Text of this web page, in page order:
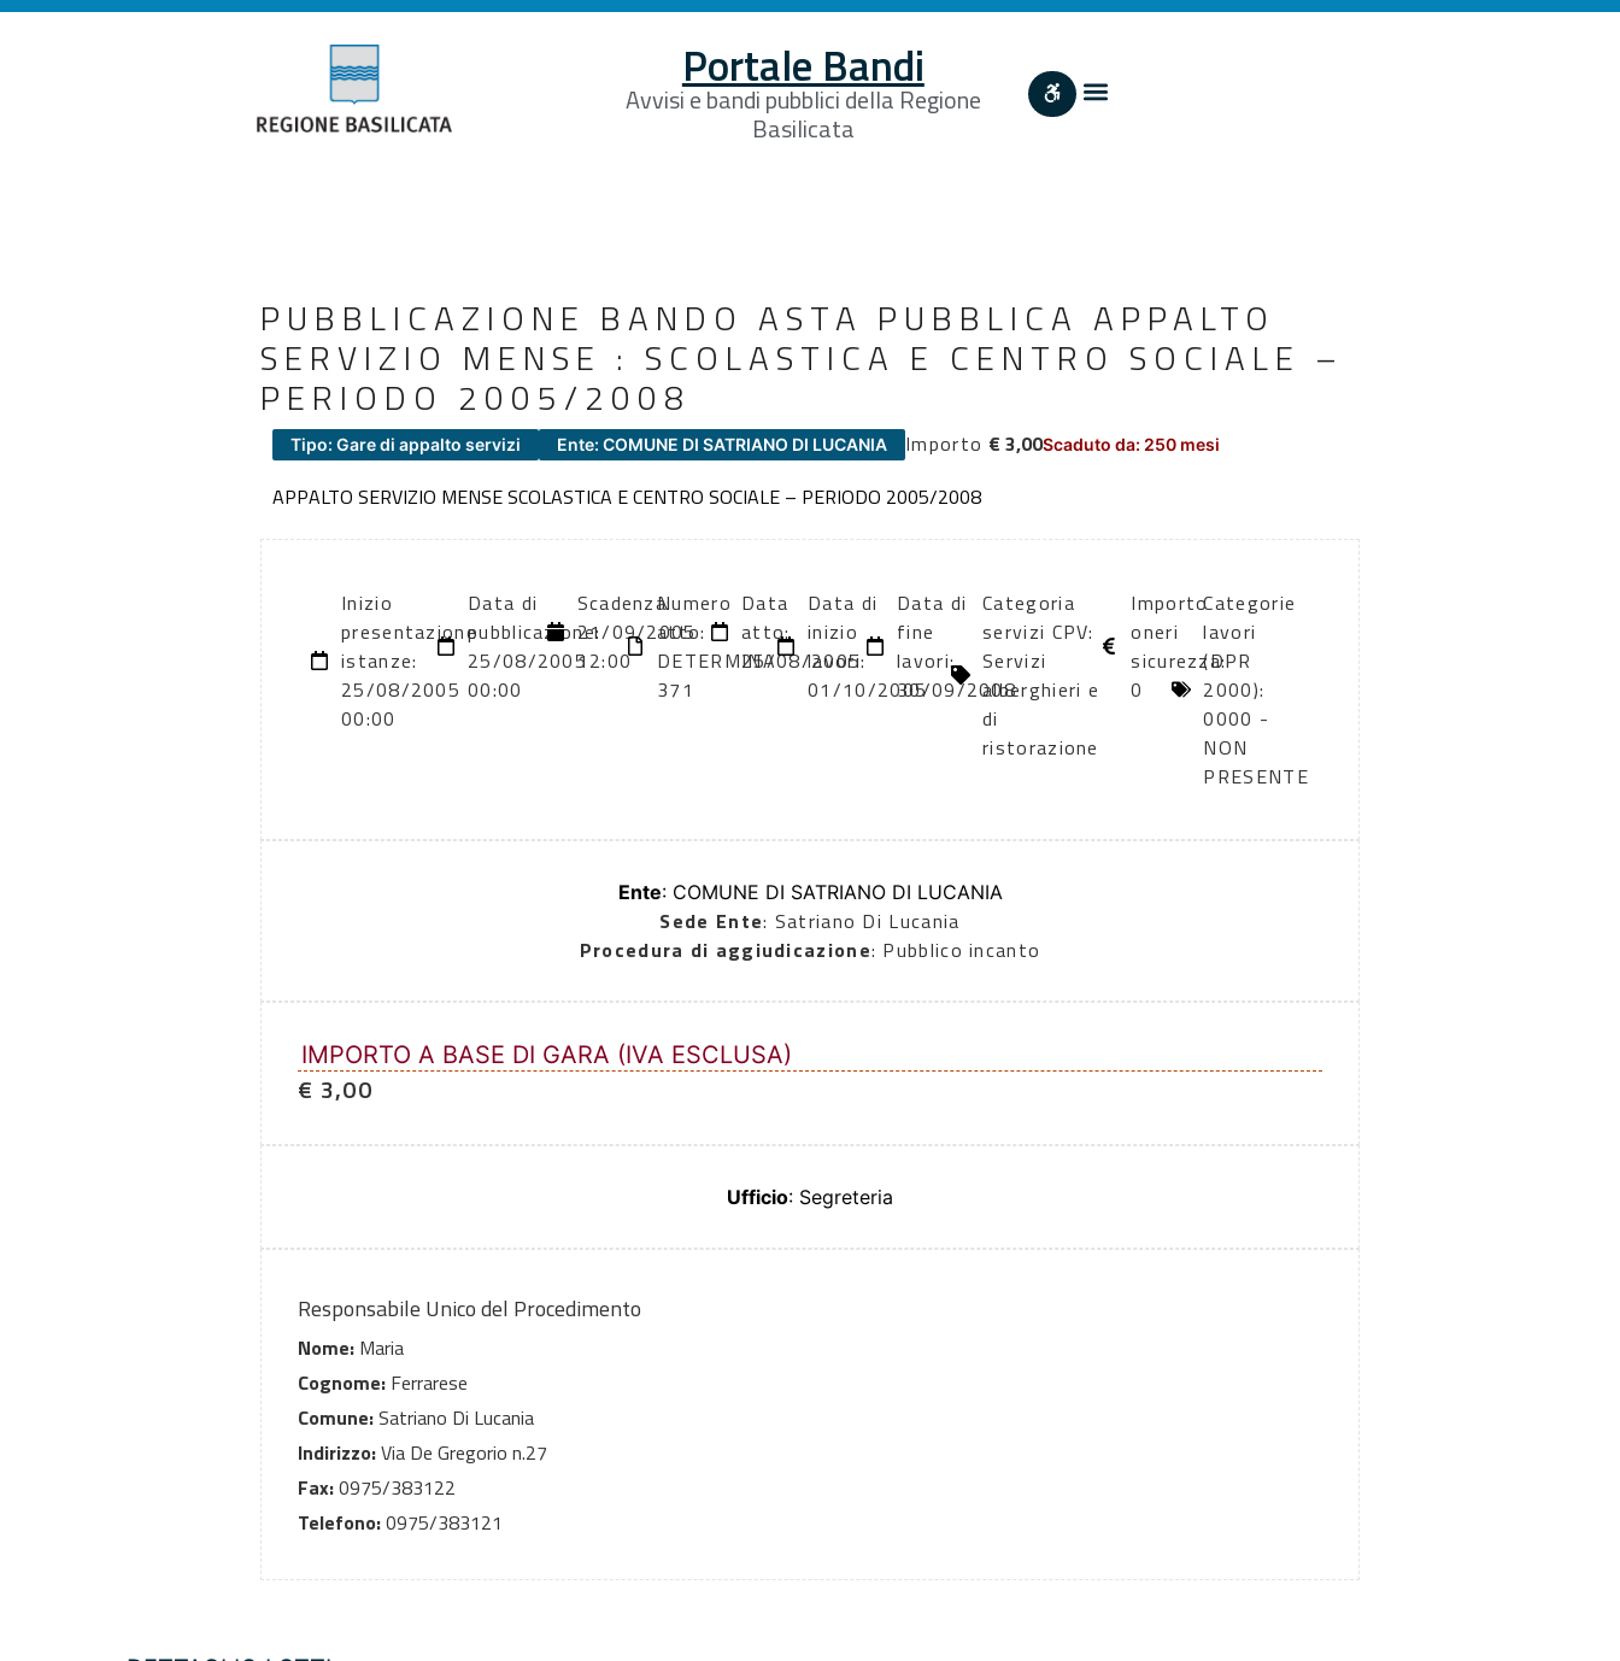
Portale Bandi
Avvisi e bandi pubblici della Regione
Basilicata
PUBBLICAZIONE BANDO ASTA PUBBLICA APPALTO
SERVIZIO MENSE : SCOLASTICA E CENTRO SOCIALE –
PERIODO 2005/2008
Tipo: Gare di appalto servizi Ente: COMUNE DI SATRIANO DI LUCANIA Importo € 3,00Scaduto da: 250 mesi
APPALTO SERVIZIO MENSE SCOLASTICA E CENTRO SOCIALE – PERIODO 2005/2008
Inizio
presentazione
istanze:
25/08/2005
00:00
Data di
pubblicazione:
25/08/2005
00:00
Scadenza:
21/09/2005
12:00
Numero
atto:
DETERMINA
371
Data
atto:
25/08/2005
Data di
inizio
lavori:
01/10/2005
Data di
fine
lavori:
30/09/2008
Categoria
servizi CPV:
Servizi
alberghieri e
di
ristorazione
Importo
oneri
sicurezza:
0
Categorie
lavori
(DPR
2000):
0000 -
NON
PRESENTE
Ente: COMUNE DI SATRIANO DI LUCANIA
Sede Ente: Satriano Di Lucania
Procedura di aggiudicazione: Pubblico incanto
IMPORTO A BASE DI GARA (IVA ESCLUSA)
€ 3,00
Ufficio: Segreteria
Responsabile Unico del Procedimento
Nome: Maria
Cognome: Ferrarese
Comune:Satriano Di Lucania
Indirizzo:Via De Gregorio n.27
Fax:0975/383122
Telefono:0975/383121